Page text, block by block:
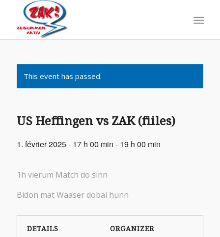
This event has passed.
US Heffingen vs ZAK (fiiles)
1. février 2025 - 17 h 00 min - 19 h 00 min
1h vierum Match do sinn
Bidon mat Waaser dobai hunn
DETAILS ORGANIZER